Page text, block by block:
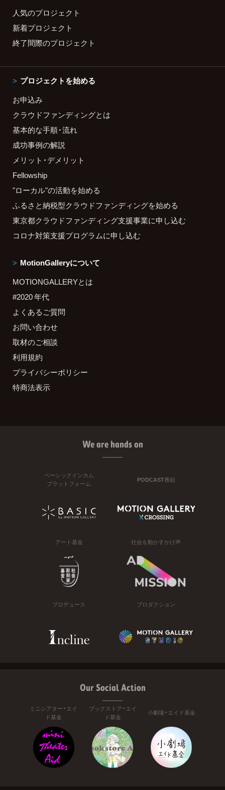
人気のプロジェクト
新着プロジェクト
終了間際のプロジェクト
プロジェクトを始める
お申込み
クラウドファンディングとは
基本的な手順・流れ
成功事例の解説
メリット・デメリット
Fellowship
"ローカル"の活動を始める
ふるさと納税型クラウドファンディングを始める
東京都クラウドファンディング支援事業に申し込む
コロナ対策支援プログラムに申し込む
MotionGalleryについて
MOTIONGALLERYとは
#2020 年代
よくあるご質問
お問い合わせ
取材のご相談
利用規約
プライバシーポリシー
特商法表示
We are hands on
ベーシックインカム
プラットフォーム
PODCAST番組
アート基金 社会を動かすかけ声
プロデュース プロダクション
Our Social Action
ミニシアター・エイ
ド基金
ブックストア・エイ
ド基金
小劇場・エイド基金